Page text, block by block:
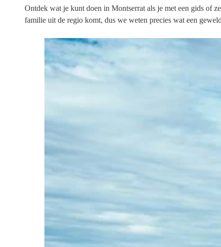
Ontdek wat je kunt doen in Montserrat als je met een gids of
familie uit de regio komt, dus we weten precies wat een